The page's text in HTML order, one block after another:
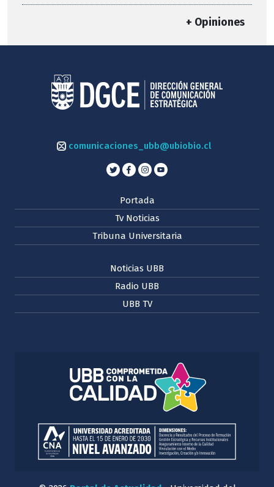
+ Opiniones
comunicaciones_ubb@ubiobio.cl
Portada
Tv Noticias
Tribuna Universitaria
Noticias UBB
Radio UBB
UBB TV